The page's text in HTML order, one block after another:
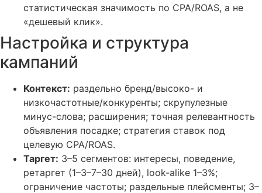
статистическая значимость по CPA/ROAS, а не
«дешевый клик».
Настройка и структура
кампаний
Контекст: раздельно бренд/высоко- и
низкочастотные/конкуренты; скрупулезные
минус-слова; расширения; точная релевантность
объявления посадке; стратегия ставок под
целевую CPA/ROAS.
Таргет: 3–5 сегментов: интересы, поведение,
ретаргет (1–3–7–30 дней), look-alike 1–3%;
ограничение частоты; раздельные плейсменты; 3–